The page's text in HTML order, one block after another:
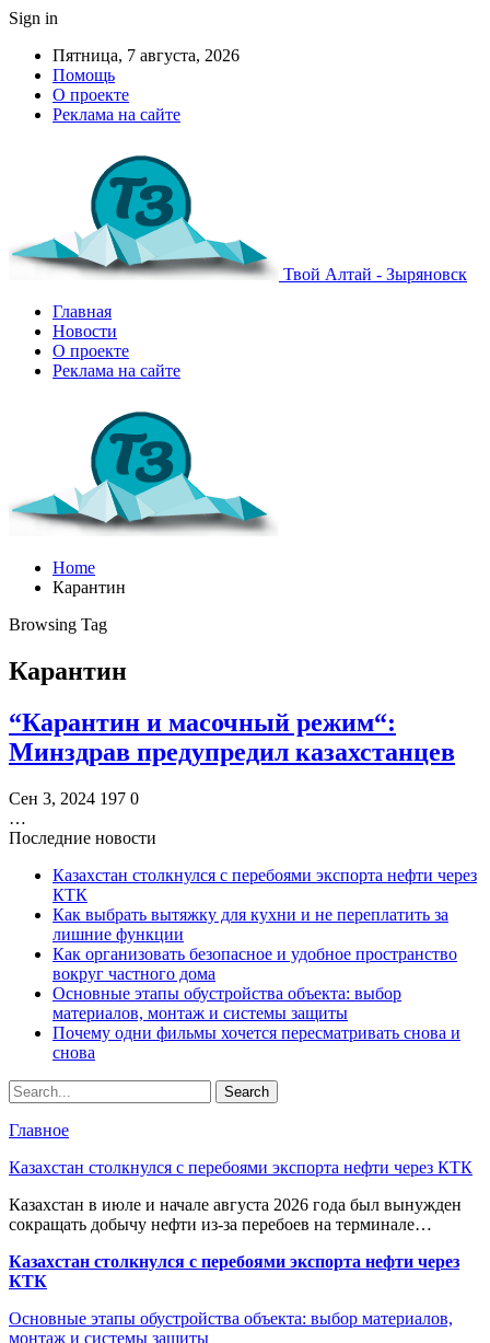
Sign in
Пятница, 7 августа, 2026
Помощь
О проекте
Реклама на сайте
Твой Алтай - Зыряновск
Главная
Новости
О проекте
Реклама на сайте
Home
Карантин
Browsing Tag
Карантин
“Карантин и масочный режим“:
Минздрав предупредил казахстанцев
Сен 3, 2024 197 0
…
Последние новости
Казахстан столкнулся с перебоями экспорта нефти через
КТК
Как выбрать вытяжку для кухни и не переплатить за
лишние функции
Как организовать безопасное и удобное пространство
вокруг частного дома
Основные этапы обустройства объекта: выбор
материалов, монтаж и системы защиты
Почему одни фильмы хочется пересматривать снова и
снова
Главное
Казахстан столкнулся с перебоями экспорта нефти через КТК
Казахстан в июле и начале августа 2026 года был вынужден
сокращать добычу нефти из-за перебоев на терминале…
Казахстан столкнулся с перебоями экспорта нефти через
КТК
Основные этапы обустройства объекта: выбор материалов,
монтаж и системы защиты